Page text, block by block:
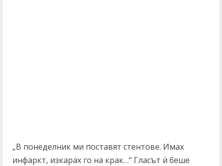
„В понеделник ми поставят стентове. Имах
инфаркт, изкарах го на крак…“ Гласът ѝ беше